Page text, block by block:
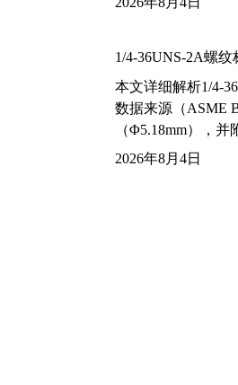
1/4-36UNS-2A螺纹
本文详细解析1/4-
数据来源（ASME
（Φ5.18mm），并
2026年8月4日